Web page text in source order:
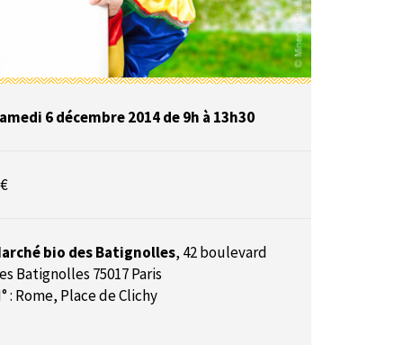
6 décembre 2014 de 9h à 13h30
bio des Batignolles, 42 boulevard
Batignolles 75017 Paris
: Rome, Place de Clichy